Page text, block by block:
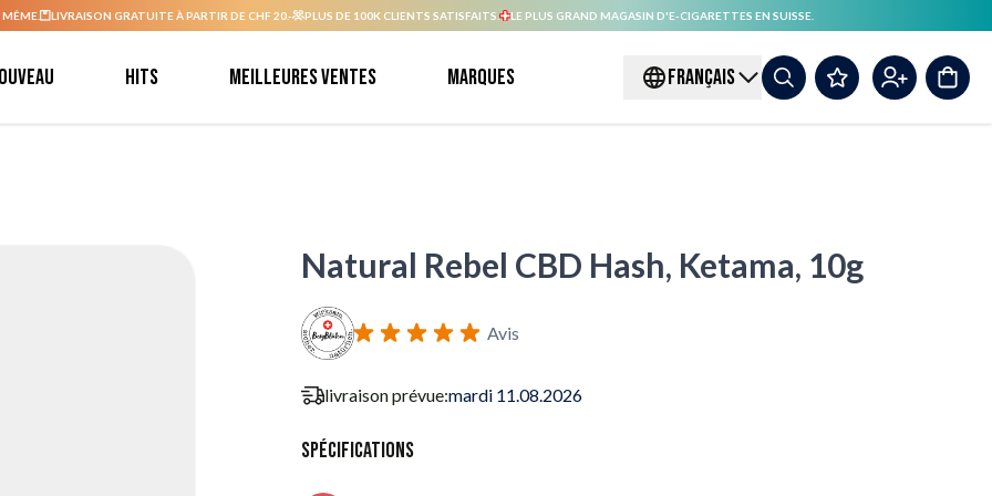
LIVRAISON GRATUITE À PARTIR DE CHF 20.- PLUS DE 100K CLIENTS SATISFAITS. LE PLUS GRAND MAGASIN D'E-CIGARETTES EN SUISSE.
Hits Meilleures ventes Marques FRANÇAIS
Natural Rebel CBD Hash, Ketama, 10g
Avis
livraison prévue:mardi 11.08.2026
Spécifications